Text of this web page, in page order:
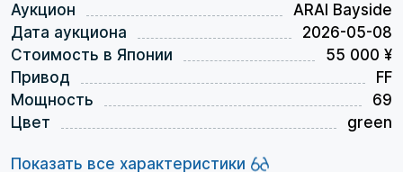
Аукцион
ARAI Bayside
Дата аукциона
2026-05-08
Стоимость в Японии
55 000 ¥
Привод
FF
Мощность
69
Цвет
green
Показать все характеристики